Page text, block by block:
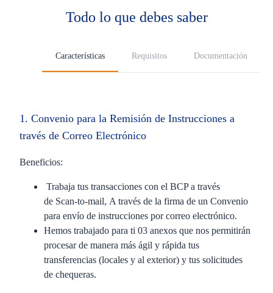
Todo lo que debes saber
Características Requisitos Documentación
1. Convenio para la Remisión de Instrucciones a
través de Correo Electrónico​
Beneficios:​
Trabaja tus transacciones con el BCP a través
de Scan-to-mail, A través de la firma de un Convenio
para envío de instrucciones por correo electrónico.​
Hemos trabajado para ti 03 anexos que nos permitirán
procesar de manera más ágil y rápida tus
transferencias (locales y al exterior) y tus solicitudes
de chequeras.​